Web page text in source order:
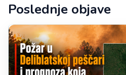
Poslednje objave